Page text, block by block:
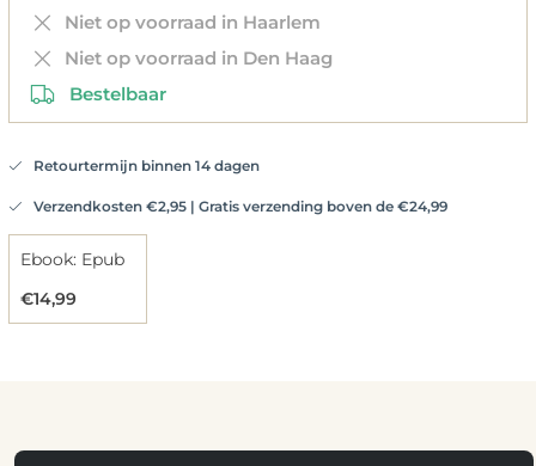
Niet op voorraad in Haarlem
Niet op voorraad in Den Haag
Bestelbaar
Retourtermijn binnen 14 dagen
Verzendkosten €2,95 | Gratis verzending boven de €24,99
Ebook: Epub
€14,99